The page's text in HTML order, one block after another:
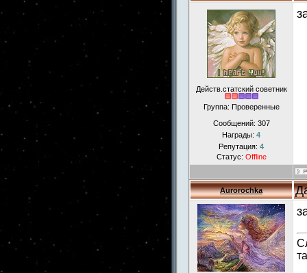
Действ.статский советник
Группа: Проверенные
Сообщений: 307
Награды: 4
Репутация: 4
Статус: Offline
Aurorochka